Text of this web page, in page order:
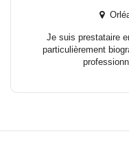
Je suis prestataire
particulièrement